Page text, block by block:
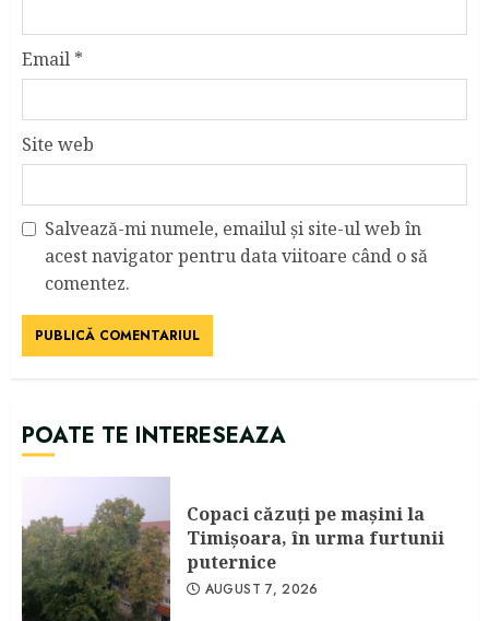
Email *
Site web
Salvează-mi numele, emailul și site-ul web în
acest navigator pentru data viitoare când o să
comentez.
POATE TE INTERESEAZA
Copaci căzuţi pe maşini la
Timişoara, în urma furtunii
puternice
AUGUST 7, 2026